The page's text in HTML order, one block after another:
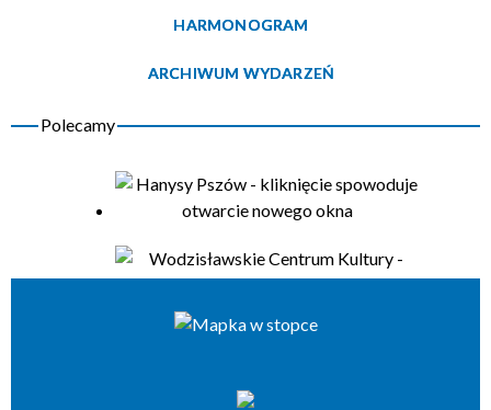
HARMONOGRAM
ARCHIWUM WYDARZEŃ